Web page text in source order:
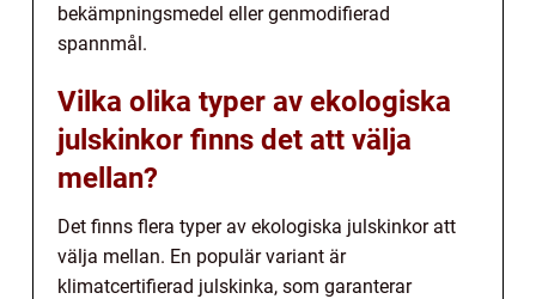
bekämpningsmedel eller genmodifierad
spannmål.
Vilka olika typer av ekologiska
julskinkor finns det att välja
mellan?
Det finns flera typer av ekologiska julskinkor att
välja mellan. En populär variant är
klimatcertifierad julskinka, som garanterar